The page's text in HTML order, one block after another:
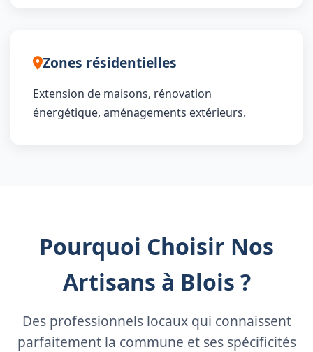
Zones résidentielles
Extension de maisons, rénovation
énergétique, aménagements extérieurs.
Pourquoi Choisir Nos
Artisans à Blois ?
Des professionnels locaux qui connaissent
parfaitement la commune et ses spécificités